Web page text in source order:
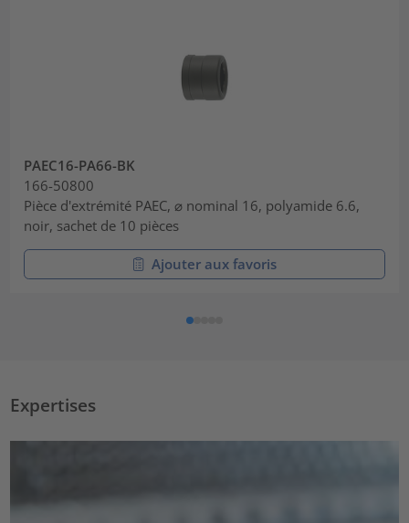
PAEC16-PA66-BK
166-50800
Pièce d'extrémité PAEC, ⌀ nominal 16, polyamide 6.6,
noir, sachet de 10 pièces
Ajouter aux favoris
Expertises